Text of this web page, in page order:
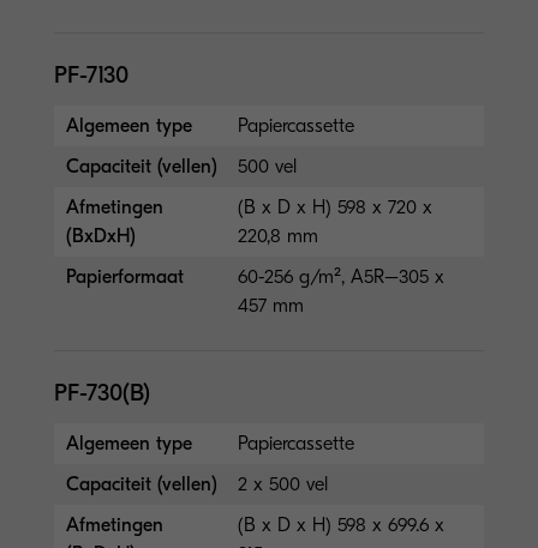
PF-7130
Algemeen type
Papiercassette
Capaciteit (vellen)
500 vel
Afmetingen
(BxDxH)
(B x D x H) 598 x 720 x
220,8 mm
Papierformaat
60-256 g/m², A5R–305 x
457 mm
PF-730(B)
Algemeen type
Papiercassette
Capaciteit (vellen)
2 x 500 vel
Afmetingen
(B x D x H) 598 x 699.6 x